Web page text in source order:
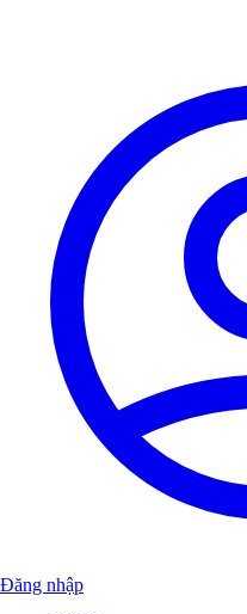
Đăng nhập